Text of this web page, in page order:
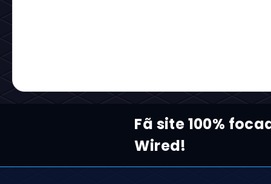
Fã site 100%
Wired!